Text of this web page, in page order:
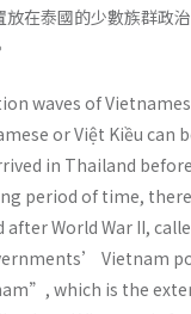
在泰國的少數族群政
waves of
or Việt Kiều
in Thailand
period of time,
World War II,
Vietnam
which is the